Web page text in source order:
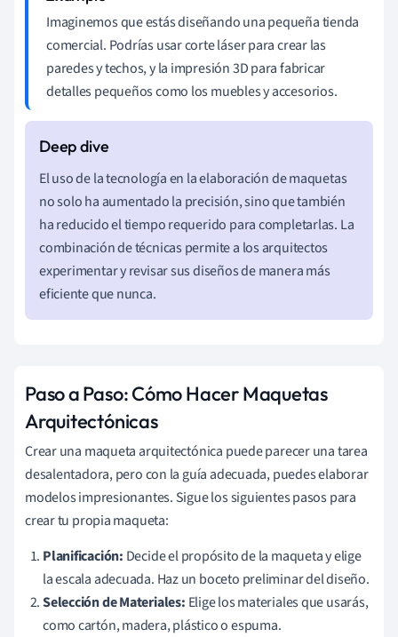
Imaginemos que estás diseñando una pequeña tienda
comercial. Podrías usar corte láser para crear las
paredes y techos, y la impresión 3D para fabricar
detalles pequeños como los muebles y accesorios.
El uso de la tecnología en la elaboración de maquetas
no solo ha aumentado la precisión, sino que también
ha reducido el tiempo requerido para completarlas. La
combinación de técnicas permite a los arquitectos
experimentar y revisar sus diseños de manera más
eficiente que nunca.
Paso a Paso: Cómo Hacer Maquetas
Arquitectónicas
Crear una maqueta arquitectónica puede parecer una tarea
desalentadora, pero con la guía adecuada, puedes elaborar
modelos impresionantes. Sigue los siguientes pasos para
crear tu propia maqueta:
Planificación: Decide el propósito de la maqueta y elige
la escala adecuada. Haz un boceto preliminar del diseño.
Selección de Materiales: Elige los materiales que usarás,
como cartón, madera, plástico o espuma.